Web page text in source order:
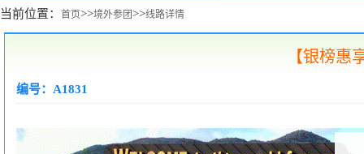
当前位置： 首页>>境外参团>>线路详情
【银榜惠
编号：A1831